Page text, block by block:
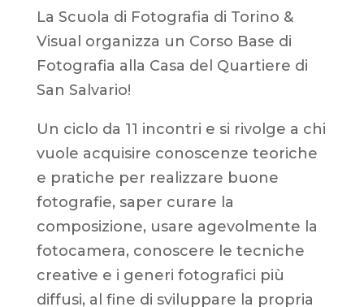
La Scuola di Fotografia di Torino &
Visual organizza un Corso Base di
Fotografia alla Casa del Quartiere di
San Salvario!
Un ciclo da 11 incontri e si rivolge a chi
vuole acquisire conoscenze teoriche
e pratiche per realizzare buone
fotografie, saper curare la
composizione, usare agevolmente la
fotocamera, conoscere le tecniche
creative e i generi fotografici più
diffusi, al fine di sviluppare la propria